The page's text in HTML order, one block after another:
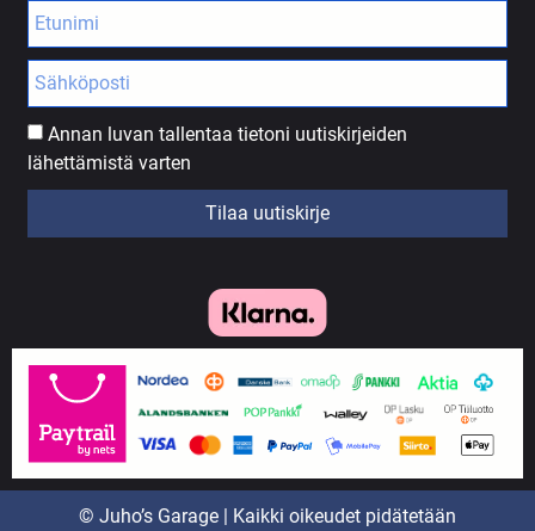
Annan luvan tallentaa tietoni uutiskirjeiden
lähettämistä varten
Tilaa uutiskirje
© Juho’s Garage | Kaikki oikeudet pidätetään